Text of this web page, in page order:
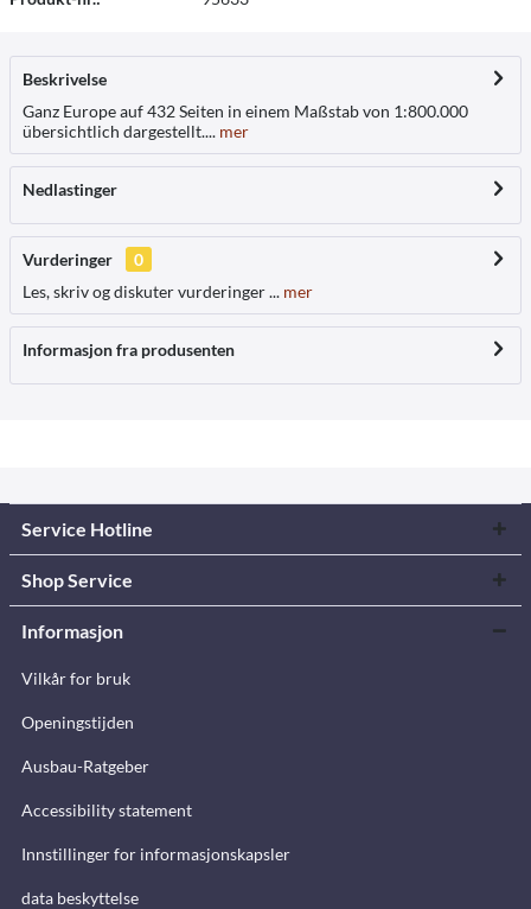
Beskrivelse
Ganz Europe auf 432 Seiten in einem Maßstab von 1:800.000
übersichtlich dargestellt.... mer
Nedlastinger
Vurderinger
0
Les, skriv og diskuter vurderinger ... mer
Informasjon fra produsenten
Service Hotline
Shop Service
Informasjon
Vilkår for bruk
Openingstijden
Ausbau-Ratgeber
Accessibility statement
Innstillinger for informasjonskapsler
data beskyttelse